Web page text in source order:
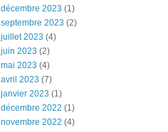
décembre 2023 (1)
septembre 2023 (2)
juillet 2023 (4)
juin 2023 (2)
mai 2023 (4)
avril 2023 (7)
janvier 2023 (1)
décembre 2022 (1)
novembre 2022 (4)